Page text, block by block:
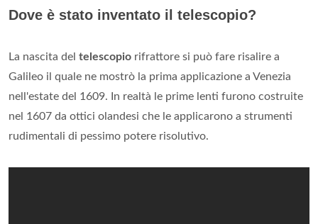
Dove è stato inventato il telescopio?
La nascita del telescopio rifrattore si può fare risalire a
Galileo il quale ne mostrò la prima applicazione a Venezia
nell'estate del 1609. In realtà le prime lenti furono costruite
nel 1607 da ottici olandesi che le applicarono a strumenti
rudimentali di pessimo potere risolutivo.